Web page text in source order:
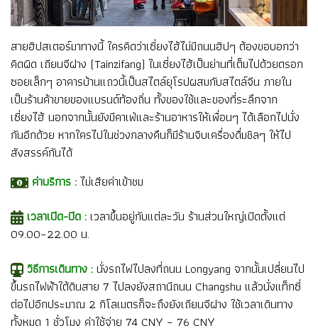
สายฮิปสเตอร์มาทางนี้ ใครคิดว่าเซี่ยงไฮ้ไม่มีถนนฮิปๆ ต้องขอบอกว่า
คิดผิด เถียนจีฝาง (Tainzifang) ในเซี่ยงไฮ้เป็นย่านที่เต็มไปด้วยตรอก
ซอยเล็กๆ อาคารบ้านแถวนี้เป็นสไตล์ยุโรปผสมกับสไตล์จีน ภายใน
เป็นร้านค้าขายของแบรนด์ท้องถิ่น ทั้งของใช้และของที่ระลึกจาก
เซี่ยงไฮ้ นอกจากนั้นยังมีคาเฟ่และร้านอาหารให้เพื่อนๆ ได้เลือกไปนั่ง
กันอีกด้วย หากใครไปในช่วงกลางคืนก็มีร้านจิบเครื่องดื่มชิลๆ ให้ไป
สังสรรค์กันได้
ค่าบริการ :ไม่เสียค่าเข้าชม
เวลาเปิด-ปิด :เวลาขึ้นอยู่กับแต่ละวัน ร้านส่วนใหญ่เปิดตั้งแต่
09.00–22.00 น.
วิธีการเดินทาง :นั่งรถไฟไปลงที่ถนน Longyang จากนั้นเปลี่ยนไป
ขึ้นรถไฟฟ้าใต้ดินสาย 7 ไปลงยังสถานีถนน Changshu แล้วนั่งแท็กซี่
ต่อไปอีกประมาณ 2 กิโลเมตรก็จะถึงยังเถียนจีฝาง ใช้เวลาเดินทาง
ทั้งหมด 1 ชั่วโมง ค่าใช้จ่าย 74 CNY – 76 CNY